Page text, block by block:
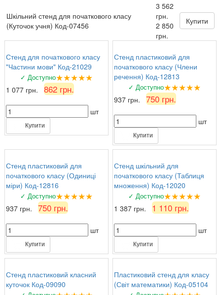
: Довго шукали плакати з
формулами для кабінету математики. Тут
знайшли ідеальний варіант!
Шкільний стенд для початкового класу
(Куточок учня) Код-07456
3 562
грн.
2 850
грн.
Купити
Стенд для початкового класу
"Частини мови" Код-21029
✓ Доступно★★★★★
1 077 грн. 862 грн.
шт
Купити
Стенд пластиковий для
початкового класу (Члени
речення) Код-12813
✓ Доступно★★★★★
937 грн. 750 грн.
шт
Купити
Стенд пластиковий для
початкового класу (Одиниці
міри) Код-12816
✓ Доступно★★★★★
937 грн. 750 грн.
шт
Купити
Стенд шкільний для
початкового класу (Таблиця
множення) Код-12020
✓ Доступно★★★★★
1 387 грн. 1 110 грн.
шт
Купити
Стенд пластиковий класний
куточок Код-09090
Пластиковий стенд для класу
(Світ математики) Код-05104